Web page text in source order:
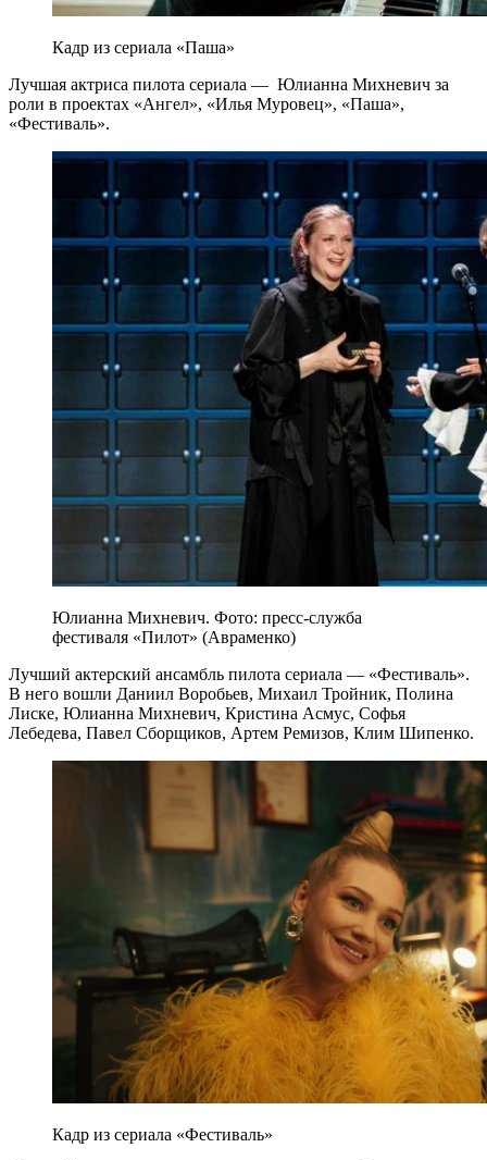
Кадр из сериала «Паша»
Лучшая актриса пилота сериала — Юлианна Михневич за
роли в проектах «Ангел», «Илья Муровец», «Паша»,
«Фестиваль».
Юлианна Михневич. Фото: пресс-служба
фестиваля «Пилот» (Авраменко)
Лучший актерский ансамбль пилота сериала — «Фестиваль».
В него вошли Даниил Воробьев, Михаил Тройник, Полина
Лиске, Юлианна Михневич, Кристина Асмус, Софья
Лебедева, Павел Сборщиков, Артем Ремизов, Клим Шипенко.
Кадр из сериала «Фестиваль»